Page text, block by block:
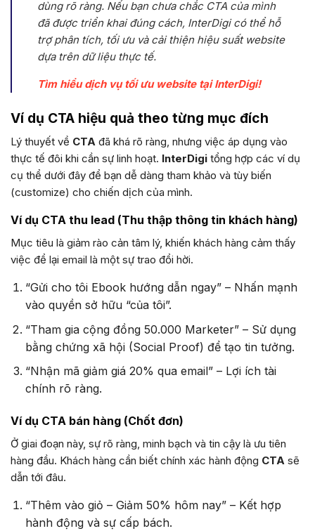
dùng rõ ràng. Nếu bạn chưa chắc CTA của mình
đã được triển khai đúng cách, InterDigi có thể hỗ
trợ phân tích, tối ưu và cải thiện hiệu suất website
dựa trên dữ liệu thực tế.
Tìm hiểu dịch vụ tối ưu website tại InterDigi!
Ví dụ CTA hiệu quả theo từng mục đích
Lý thuyết về CTA đã khá rõ ràng, nhưng việc áp dụng vào
thực tế đôi khi cần sự linh hoạt. InterDigi tổng hợp các ví dụ
cụ thể dưới đây để bạn dễ dàng tham khảo và tùy biến
(customize) cho chiến dịch của mình.
Ví dụ CTA thu lead (Thu thập thông tin khách hàng)
Mục tiêu là giảm rào cản tâm lý, khiến khách hàng cảm thấy
việc để lại email là một sự trao đổi hời.
“Gửi cho tôi Ebook hướng dẫn ngay” – Nhấn mạnh
vào quyền sở hữu “của tôi”.
“Tham gia cộng đồng 50.000 Marketer” – Sử dụng
bằng chứng xã hội (Social Proof) để tạo tin tưởng.
“Nhận mã giảm giá 20% qua email” – Lợi ích tài
chính rõ ràng.
Ví dụ CTA bán hàng (Chốt đơn)
Ở giai đoạn này, sự rõ ràng, minh bạch và tin cậy là ưu tiên
hàng đầu. Khách hàng cần biết chính xác hành động CTA sẽ
dẫn tới đâu.
“Thêm vào giỏ – Giảm 50% hôm nay” – Kết hợp
hành động và sự cấp bách.